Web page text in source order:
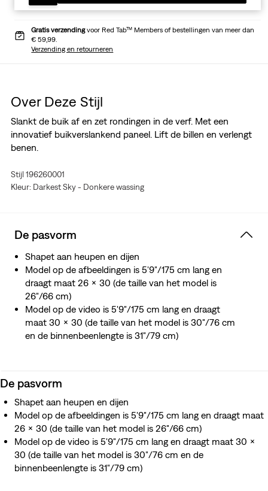
Gratis verzendingvoor Red Tab™ Members of bestellingen van meer dan
€ 59,99.
Verzending en retourneren
Over Deze Stijl
Slankt de buik af en zet rondingen in de verf. Met een
innovatief buikverslankend paneel. Lift de billen en verlengt
benen.
Stijl 196260001
Kleur: Darkest Sky - Donkere wassing
De pasvorm
Shapet aan heupen en dijen
Model op de afbeeldingen is 5'9"/175 cm lang en
draagt maat 26 x 30 (de taille van het model is
26"/66 cm)
Model op de video is 5'9"/175 cm lang en draagt
maat 30 x 30 (de taille van het model is 30"/76 cm
en de binnenbeenlengte is 31"/79 cm)
De pasvorm
Shapet aan heupen en dijen
Model op de afbeeldingen is 5'9"/175 cm lang en draagt maat
26 x 30 (de taille van het model is 26"/66 cm)
Model op de video is 5'9"/175 cm lang en draagt maat 30 x
30 (de taille van het model is 30"/76 cm en de
binnenbeenlengte is 31"/79 cm)